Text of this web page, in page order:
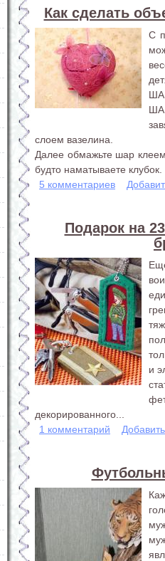
Как сделать
С
слоем вазелина.
Далее обмажьте шар
будто наматываете
5 комментариев
Подарок на
и
декорированного...
1 комментарий